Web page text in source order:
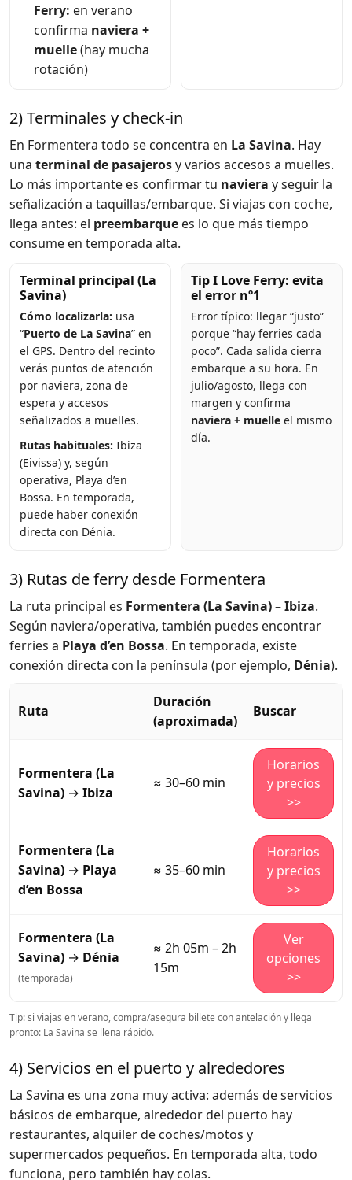
Ferry: en verano
confirma naviera +
muelle(hay mucha
rotación)
2) Terminales y check-in
En Formentera todo se concentra en La Savina. Hay
una terminal de pasajerosy varios accesos a muelles.
Lo más importante es confirmar tu naviera y seguir la
señalización a taquillas/embarque. Si viajas con coche,
llega antes: el preembarque es lo que más tiempo
consume en temporada alta.
Terminal principal (La
Savina)
Cómo localizarla: usa
“Puerto de La Savina” en
el GPS. Dentro del recinto
verás puntos de atención
por naviera, zona de
espera y accesos
señalizados a muelles.
Rutas habituales: Ibiza
(Eivissa) y, según
operativa, Playa d’en
Bossa. En temporada,
puede haber conexión
directa con Dénia.
Tip I Love Ferry: evita
el error nº1
Error típico: llegar “justo”
porque “hay ferries cada
poco”. Cada salida cierra
embarque a su hora. En
julio/agosto, llega con
margen y confirma
naviera + muelle el mismo
día.
3) Rutas de ferry desde Formentera
La ruta principal es Formentera (La Savina) – Ibiza.
Según naviera/operativa, también puedes encontrar
ferries a Playa d’en Bossa. En temporada, existe
conexión directa con la península (por ejemplo, Dénia).
Ruta
Duración
(aproximada)
Buscar
Formentera (La
Savina) → Ibiza
≈ 30–60 min
Horarios
y precios
>>
Formentera (La
Savina) → Playa
d’en Bossa
≈ 35–60 min
Horarios
y precios
>>
Formentera (La
Savina) → Dénia
(temporada)
≈ 2h 05m – 2h
15m
Ver
opciones
>>
Tip: si viajas en verano, compra/asegura billete con antelación y llega
pronto: La Savina se llena rápido.
4) Servicios en el puerto y alrededores
La Savina es una zona muy activa: además de servicios
básicos de embarque, alrededor del puerto hay
restaurantes, alquiler de coches/motos y
supermercados pequeños. En temporada alta, todo
funciona, pero también hay colas.